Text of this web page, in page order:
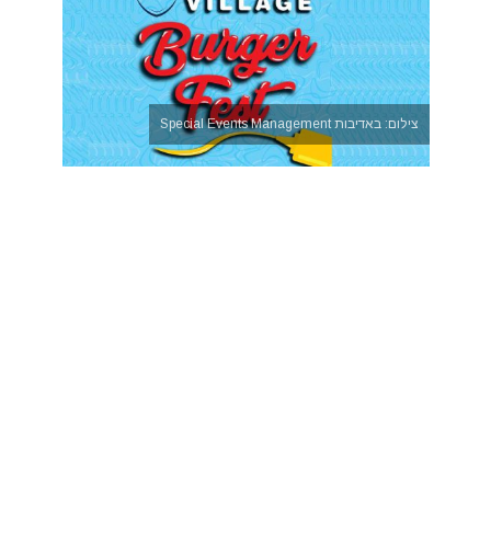
צילום: באדיבות Special Events Management